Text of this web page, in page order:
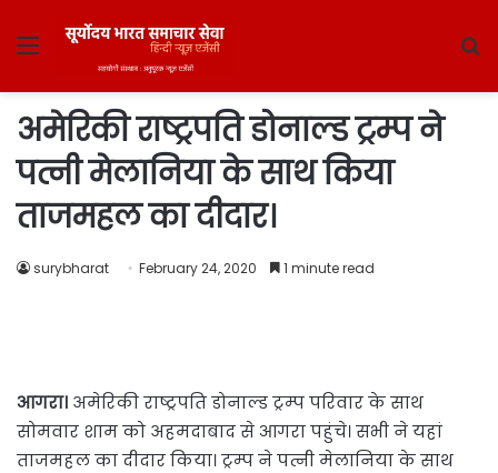
Menu
अमेरिकी राष्ट्रपति डोनाल्ड ट्रम्प ने
पत्नी मेलानिया के साथ किया
ताजमहल का दीदार।
surybharat February 24, 2020 1 minute read
आगरा। अमेरिकी राष्ट्रपति डोनाल्ड ट्रम्प परिवार के साथ
सोमवार शाम को अहमदाबाद से आगरा पहुंचे। सभी ने यहां
ताजमहल का दीदार किया। ट्रम्प ने पत्नी मेलानिया के साथ